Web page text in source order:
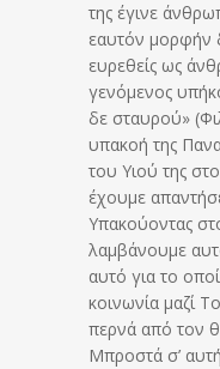
της έγινε
εαυτόν μορφήν
ευρεθείς ως
γενόμενος
δε σταυρού»
υπακοή της
του Υιού της
έχουμε
Υπακούοντας
λαμβάνουμε
αυτό για το
κοινωνία μαζί
περνά από τον
Μπροστά σ’